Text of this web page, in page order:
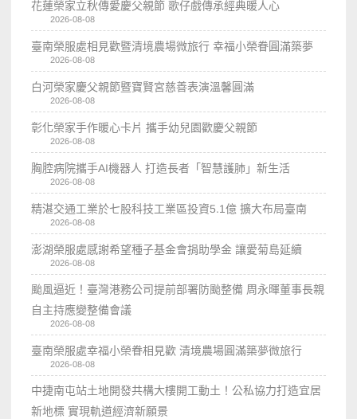
花蓮榮家立秋傳愛慶父親節 歌仔戲傳承經典暖人心
2026-08-08
臺南榮服處相見歡暨清境農場微旅行 幸福小榮眷圓滿築夢
2026-08-08
白河榮家慶父親節暨寶賢宮慈善表演溫馨圓滿
2026-08-08
彰化榮家手作暖心卡片 攜手幼兒園歡慶父親節
2026-08-08
胸腔病院攜手AI機器人 打造長者「智慧護肺」新生活
2026-08-08
精湛交通工業於七股科技工業區投資5.1億 擴大布局臺南
2026-08-08
澎湖榮服處感謝希望種子基金會捐助學金 讓愛菊島延續
2026-08-08
颱風逼近！臺灣港務公司提前部署防颱整備 周永暉董事長親
自主持應變整備會議
2026-08-08
臺南榮服處幸福小榮眷相見歡 清境農場圓滿築夢微旅行
2026-08-08
中捷南屯站土地開發共構大樓開工動土！公私協力打造宜居
新地標 實現軌道經濟新願景